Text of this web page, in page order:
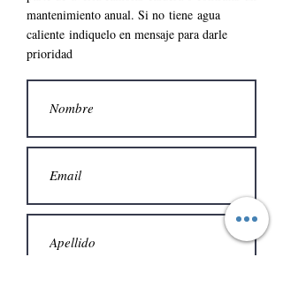
mantenimiento anual. Si no tiene agua
caliente indiquelo en mensaje para darle
prioridad